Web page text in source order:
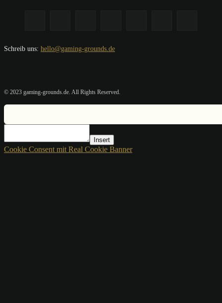
Schreib uns: hello@gaming-grounds.de
© 2023 gaming-grounds.de. All Rights Reserved.
Insert
Cookie Consent mit Real Cookie Banner